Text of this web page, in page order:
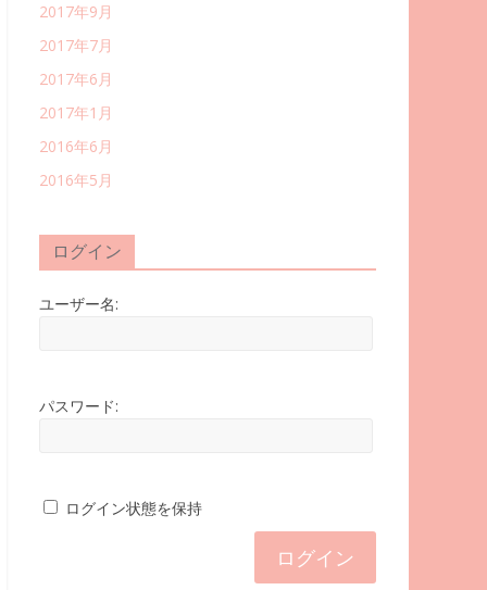
2017年9月
2017年7月
2017年6月
2017年1月
2016年6月
2016年5月
ログイン
ユーザー名:
パスワード:
ログイン状態を保持
ログイン